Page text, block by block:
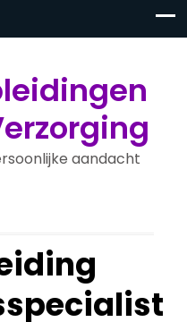
aandacht